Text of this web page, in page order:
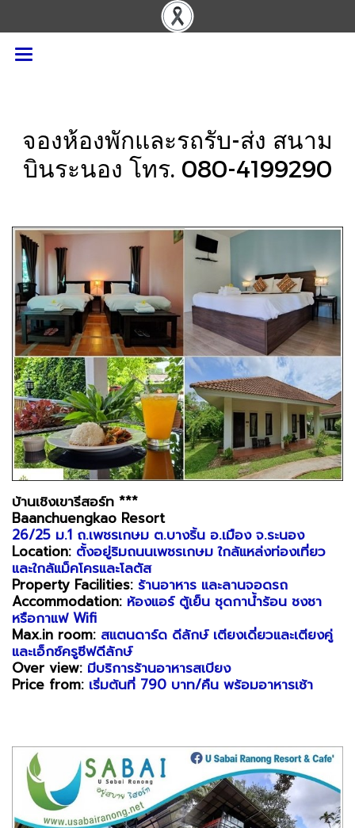
จองห้องพักและรถรับ-ส่ง สนาม
บินระนอง โทร. 080-4199290
บ้านเชิงเขารีสอร์ท ***
Baanchuengkao Resort
26/25 ม.1 ถ.เพชรเกษม ต.บางริ้น อ.เมือง จ.ระนอง
Location: ตั้งอยู่ริมถนนเพชรเกษม ใกล้แหล่งท่องเที่ยว
และใกล้แม็คโครและโลตัส
Property Facilities: ร้านอาหาร และลานจอดรถ
Accommodation: ห้องแอร์ ตู้เย็น ชุดกาน้ำร้อน ชงชา
หรือกาแฟ Wifi
Max.in room: สแตนดาร์ด ดีลักษ์ เตียงเดี่ยวและเตียงคู่
และเอ็กซ์ครูซีฟดีลักษ์
Over view: มีบริการร้านอาหารสเบียง
Price from: เริ่มต้นที่ 790 บาท/คืน พร้อมอาหารเช้า